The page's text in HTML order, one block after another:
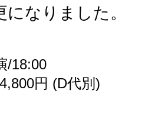
なりました。
/18:00
円 (D代別)